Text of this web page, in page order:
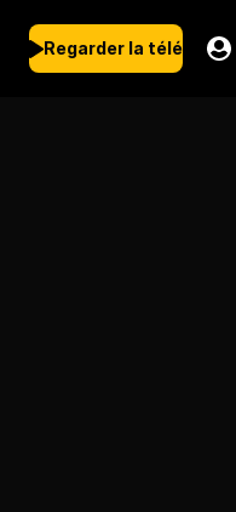
Regarder la télé